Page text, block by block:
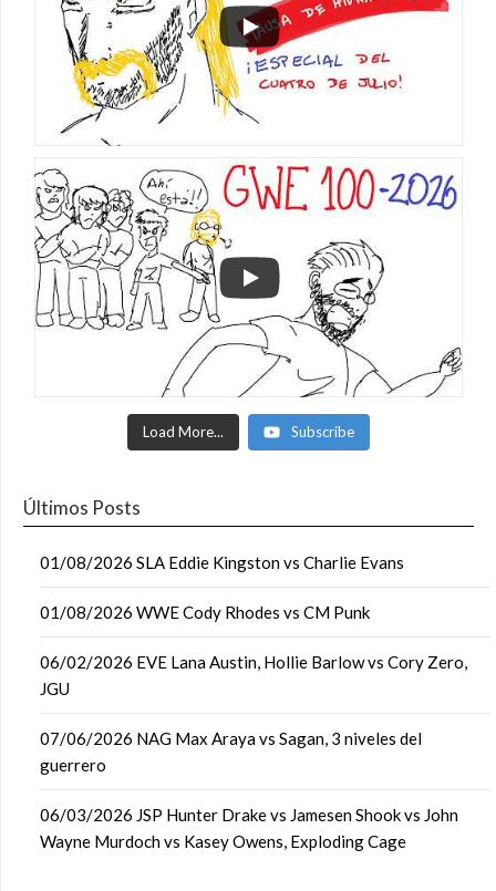
Load More... Subscribe
Últimos Posts
01/08/2026 SLA Eddie Kingston vs Charlie Evans
01/08/2026 WWE Cody Rhodes vs CM Punk
06/02/2026 EVE Lana Austin, Hollie Barlow vs Cory Zero,
JGU
07/06/2026 NAG Max Araya vs Sagan, 3 niveles del
guerrero
06/03/2026 JSP Hunter Drake vs Jamesen Shook vs John
Wayne Murdoch vs Kasey Owens, Exploding Cage